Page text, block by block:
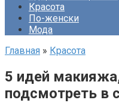
Красота
По-женски
Мода
Главная » Красота
5 идей
подсмотреть в